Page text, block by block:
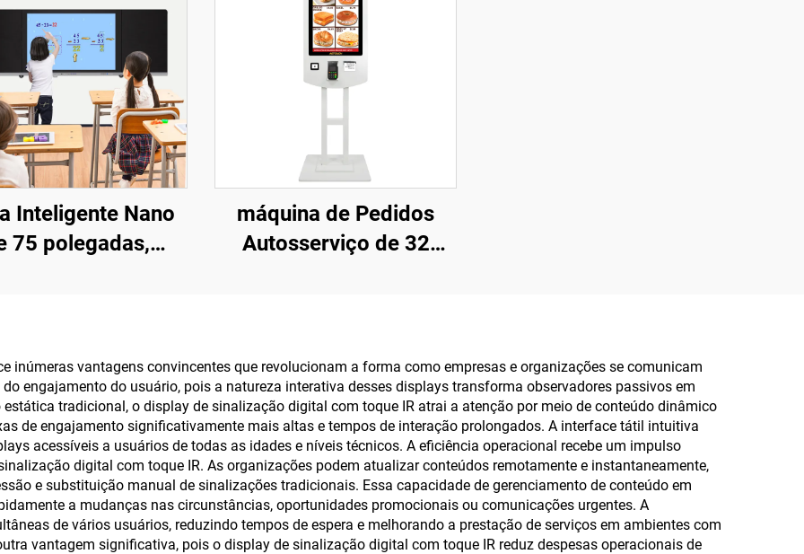
Inteligente Nano
75 polegadas,
máquina de Pedidos
Autosserviço de 32
(I3/I5/I7) para Cenários
de Alimentação
inúmeras vantagens convincentes que revolucionam a forma como empresas e organizações se comunicam
engajamento do usuário, pois a natureza interativa desses displays transforma observadores passivos em
tradicional, o display de sinalização digital com toque IR atrai a atenção por meio de conteúdo dinâmico
de engajamento significativamente mais altas e tempos de interação prolongados. A interface tátil intuitiva
acessíveis a usuários de todas as idades e níveis técnicos. A eficiência operacional recebe um impulso
digital com toque IR. As organizações podem atualizar conteúdos remotamente e instantaneamente,
e substituição manual de sinalizações tradicionais. Essa capacidade de gerenciamento de conteúdo em
a mudanças nas circunstâncias, oportunidades promocionais ou comunicações urgentes. A
de vários usuários, reduzindo tempos de espera e melhorando a prestação de serviços em ambientes com
vantagem significativa, pois o display de sinalização digital com toque IR reduz despesas operacionais de